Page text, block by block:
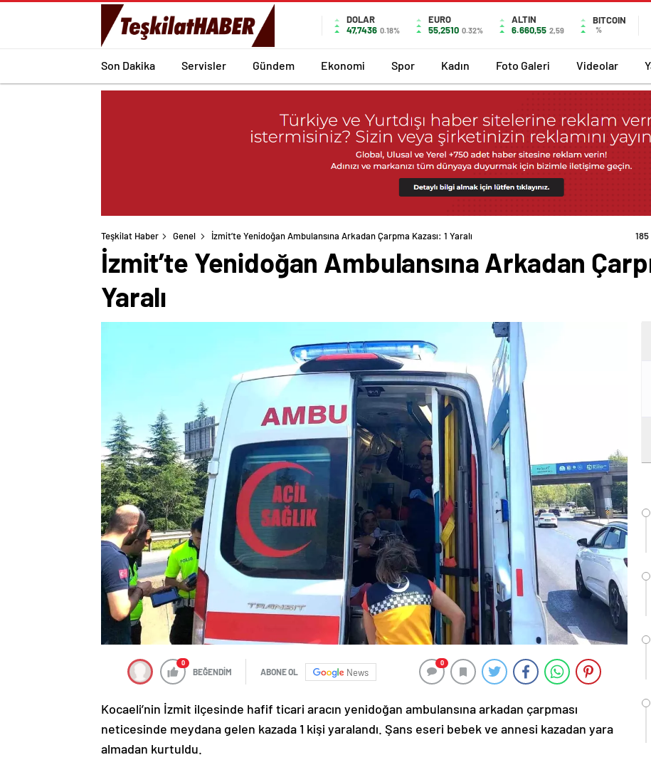
DOLAR
47,7436 0.18%
EURO
55,2510 0.32%
ALTIN
6.660,55 2,59
BITCOIN
%
Son Dakika Servisler Gündem Ekonomi Spor Kadın Foto Galeri Videolar
Teşkilat Haber Genel İzmit’te Yenidoğan Ambulansına Arkadan Çarpma Kazası: 1 Yaralı
İzmit’te Yenidoğan Ambulansına Arkadan
Yaralı
0
BEĞENDİM ABONE OL News
0
Kocaeli’nin İzmit ilçesinde hafif ticari aracın yenidoğan ambulansına arkadan çarpması
neticesinde meydana gelen kazada 1 kişi yaralandı. Şans eseri bebek ve annesi kazadan yara
almadan kurtuldu.